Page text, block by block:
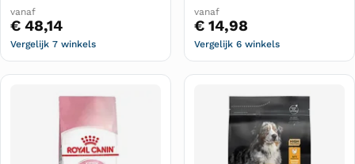
vanaf
€ 48,14
Vergelijk 7 winkels
vanaf
€ 14,98
Vergelijk 6 winkels